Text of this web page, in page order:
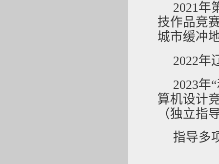
2021年
技作品竞
城市缓冲
2022年
2023年
算机设计
（独立指
指导多